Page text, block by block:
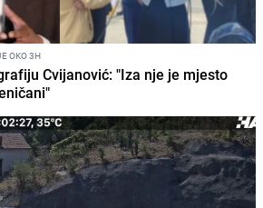
OKO 3H
Cvijanović: "Iza nje je mjesto